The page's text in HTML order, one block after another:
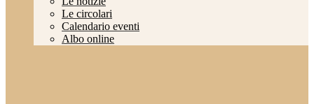
Le circolari
Calendario eventi
Albo online